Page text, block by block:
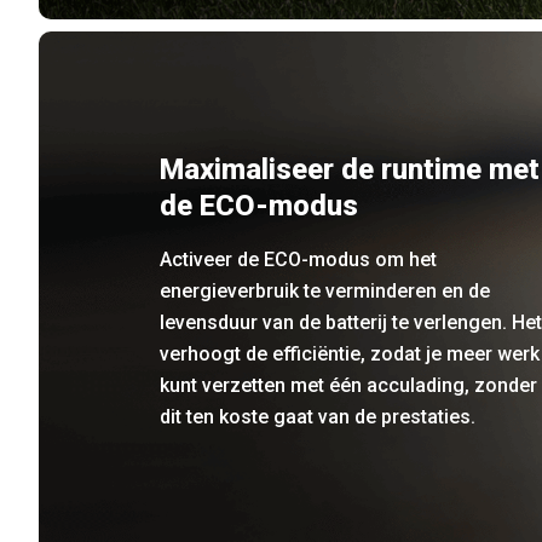
Maximaliseer de runtime met
de ECO-modus
Activeer de ECO-modus om het
energieverbruik te verminderen en de
levensduur van de batterij te verlengen. Het
verhoogt de efficiëntie, zodat je meer werk
kunt verzetten met één acculading, zonder
dit ten koste gaat van de prestaties.